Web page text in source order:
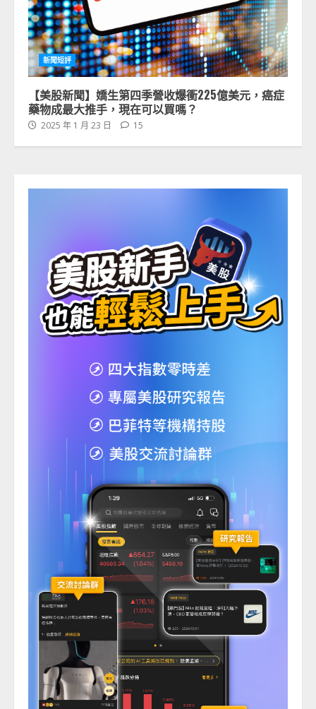
新聞短評
【美股新聞】嬌生第四季營收爆衝225億美元，癌症
藥物成最大推手，現在可以買嗎？
2025 年 1 月 23 日 15